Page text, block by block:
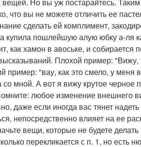
что вы не можете отличить ее
сделать ей комплимент,
купила пошлейшую алую юбку а-ля
как хамон в авоське, и собирается
Плохой пример:
пример: "вау, как это смело, у меня
со мной. А вот я вижу крутое
любое изменение внешнего
даже если иногда вас тянет
непосредственно влияет на ее
вещи, которые не будете делать
перекликается с п. 1, но